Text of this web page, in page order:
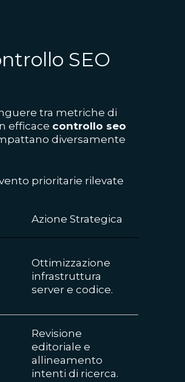
SEO
tra metriche di
efficace controllo seo
diversamente
prioritarie rilevate
Azione Strategica
Ottimizzazione
infrastruttura
server e codice.
Revisione
editoriale e
allineamento
intenti di ricerca.